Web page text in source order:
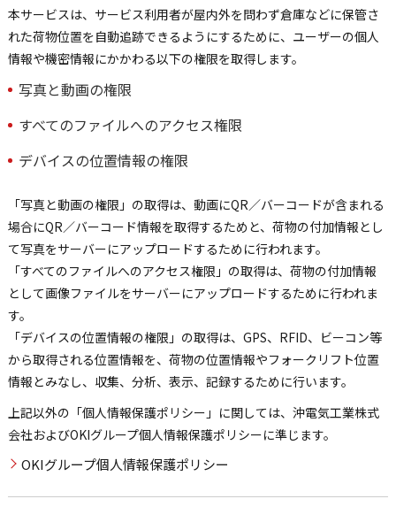
本サービスは、サービス利用者が屋内外を問わず倉庫などに保管さ
れた荷物位置を自動追跡できるようにするために、ユーザーの個人
情報や機密情報にかかわる以下の権限を取得します。
写真と動画の権限
すべてのファイルへのアクセス権限
デバイスの位置情報の権限
「写真と動画の権限」の取得は、動画にQR／バーコードが含まれる
場合にQR／バーコード情報を取得するためと、荷物の付加情報とし
て写真をサーバーにアップロードするために行われます。
「すべてのファイルへのアクセス権限」の取得は、荷物の付加情報
として画像ファイルをサーバーにアップロードするために行われま
す。
「デバイスの位置情報の権限」の取得は、GPS、RFID、ビーコン等
から取得される位置情報を、荷物の位置情報やフォークリフト位置
情報とみなし、収集、分析、表示、記録するために行います。
上記以外の「個人情報保護ポリシー」に関しては、沖電気工業株式
会社およびOKIグループ個人情報保護ポリシーに準じます。
OKIグループ個人情報保護ポリシー